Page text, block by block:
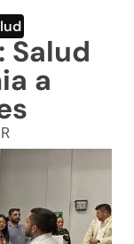
Salud
a